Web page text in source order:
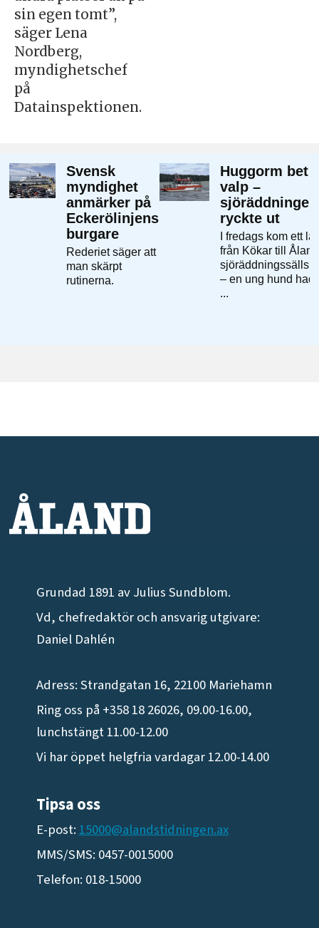
sin egen tomt”,
säger Lena
Nordberg,
myndighetschef
på
Datainspektionen.
Grundad 1891 av Julius Sundblom.
Vd, chefredaktör och ansvarig utgivare:
Daniel Dahlén
Adress: Strandgatan 16, 22100 Mariehamn
Ring oss på +358 18 26026, 09.00-16.00,
lunchstängt 11.00-12.00
Vi har öppet helgfria vardagar 12.00-14.00
Tipsa oss
E-post:15000@alandstidningen.ax
MMS/SMS: 0457-0015000
Telefon: 018-15000